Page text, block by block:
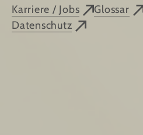
Karriere / Jobs Glossar
Datenschutz